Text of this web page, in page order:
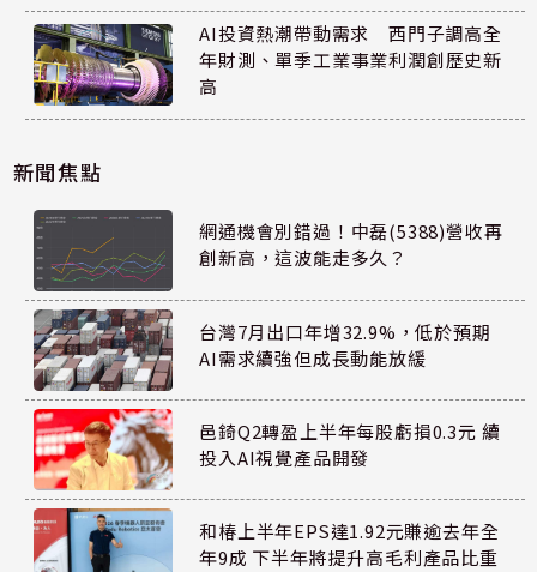
AI投資熱潮帶動需求 西門子調高全
年財測、單季工業事業利潤創歷史新
高
新聞焦點
網通機會別錯過！中磊(5388)營收再
創新高，這波能走多久？
台灣7月出口年增32.9%，低於預期
AI需求續強但成長動能放緩
邑錡Q2轉盈上半年每股虧損0.3元 續
投入AI視覺產品開發
和椿上半年EPS達1.92元賺逾去年全
年9成 下半年將提升高毛利產品比重